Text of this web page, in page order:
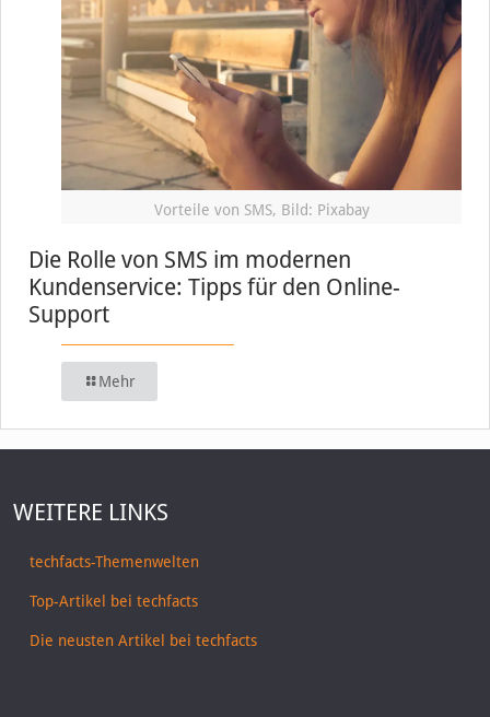
Vorteile von SMS, Bild: Pixabay
Die Rolle von SMS im modernen
Kundenservice: Tipps für den Online-
Support
Mehr
WEITERE LINKS
techfacts-Themenwelten
Top-Artikel bei techfacts
Die neusten Artikel bei techfacts